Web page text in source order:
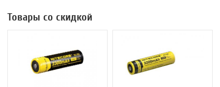
Товары со скидкой